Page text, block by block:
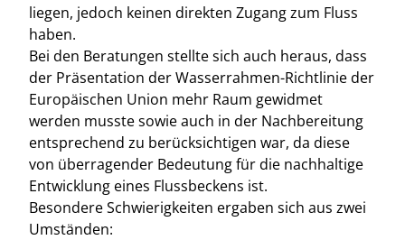
liegen, jedoch keinen direkten Zugang zum Fluss
haben.
Bei den Beratungen stellte sich auch heraus, dass
der Präsentation der Wasserrahmen-Richtlinie der
Europäischen Union mehr Raum gewidmet
werden musste sowie auch in der Nachbereitung
entsprechend zu berücksichtigen war, da diese
von überragender Bedeutung für die nachhaltige
Entwicklung eines Flussbeckens ist.
Besondere Schwierigkeiten ergaben sich aus zwei
Umständen: